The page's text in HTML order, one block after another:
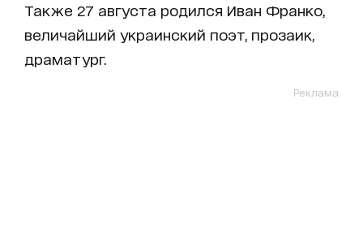
Также 27 августа родился Иван Франко,
величайший украинский поэт, прозаик,
драматург.
Реклама